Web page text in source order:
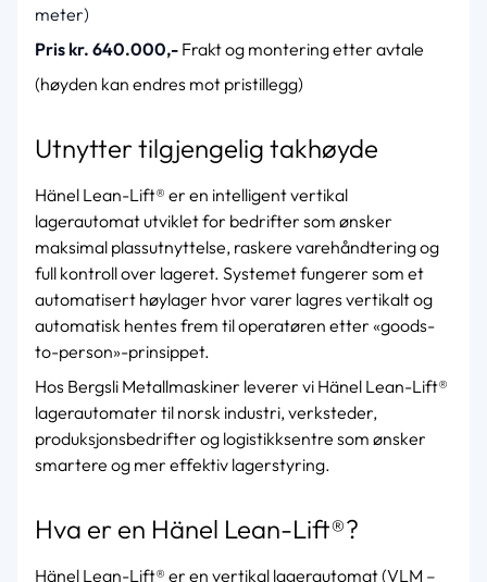
meter)
Pris kr. 640.000,- Frakt og montering etter avtale
(høyden kan endres mot pristillegg)
Utnytter tilgjengelig takhøyde
Hänel Lean-Lift® er en intelligent vertikal
lagerautomat utviklet for bedrifter som ønsker
maksimal plassutnyttelse, raskere varehåndtering og
full kontroll over lageret. Systemet fungerer som et
automatisert høylager hvor varer lagres vertikalt og
automatisk hentes frem til operatøren etter «goods-
to-person»-prinsippet.
Hos Bergsli Metallmaskiner leverer vi Hänel Lean-Lift®
lagerautomater til norsk industri, verksteder,
produksjonsbedrifter og logistikksentre som ønsker
smartere og mer effektiv lagerstyring.
Hva er en Hänel Lean-Lift®?
Hänel Lean-Lift® er en vertikal lagerautomat (VLM –